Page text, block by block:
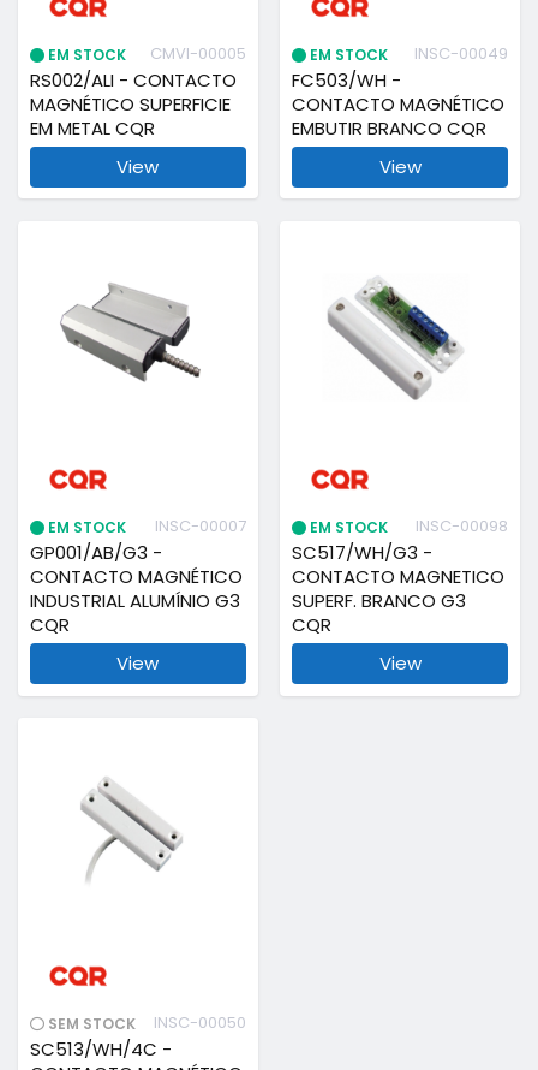
EM STOCK CMVI-00005
RS002/ALI - CONTACTO
MAGNÉTICO SUPERFICIE
EM METAL CQR
View
EM STOCK INSC-00049
FC503/WH -
CONTACTO MAGNÉTICO
EMBUTIR BRANCO CQR
View
EM STOCK INSC-00007
GP001/AB/G3 -
CONTACTO MAGNÉTICO
INDUSTRIAL ALUMÍNIO G3
CQR
View
EM STOCK INSC-00098
SC517/WH/G3 -
CONTACTO MAGNETICO
SUPERF. BRANCO G3
CQR
View
SEM STOCK INSC-00050
SC513/WH/4C -